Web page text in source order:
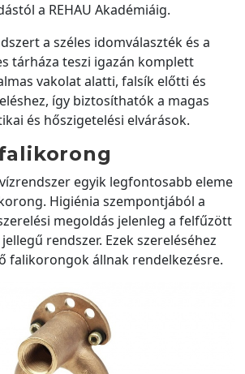
a REHAU Akadémiáig.
a széles idomválaszték és a
tárháza teszi igazán komplett
vakolat alatti, falsík előtti és
így biztosíthatók a magas
és hőszigetelési elvárások.
egyik legfontosabb eleme
Higiénia szempontjából a
megoldás jelenleg a felfűzött
rendszer. Ezek szereléséhez
falikorongok állnak rendelkezésre.